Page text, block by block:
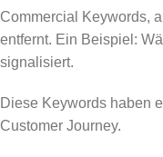
Commercial Keywords,
entfernt. Ein Beispiel:
signalisiert.
Diese Keywords haben
Customer Journey.